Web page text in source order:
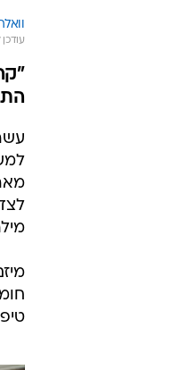
עודכן